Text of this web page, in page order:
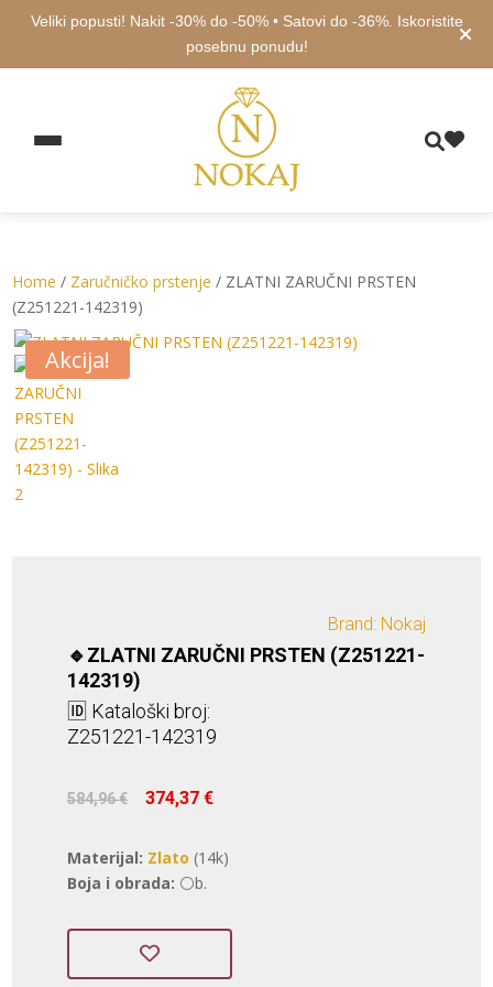
Veliki popusti! Nakit -30% do -50% • Satovi do -36%. Iskoristite
posebnu ponudu!
Home / Zaručničko prstenje / ZLATNI ZARUČNI PRSTEN
(Z251221-142319)
Akcija!
Brand: Nokaj
🔹ZLATNI ZARUČNI PRSTEN (Z251221-
142319)
🆔 Kataloški broj:
Z251221-142319
584,96€ Izvorna
cijena
bila
je:
584,96 €.
374,37€
je:
374,37 €.
Materijal: Zlato (14k)
Boja i obrada: ⚪b.